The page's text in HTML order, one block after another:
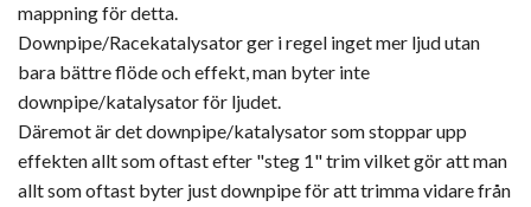
mappning för detta.
Downpipe/Racekatalysator ger i regel inget mer ljud utan
bara bättre flöde och effekt, man byter inte
downpipe/katalysator för ljudet.
Däremot är det downpipe/katalysator som stoppar upp
effekten allt som oftast efter "steg 1" trim vilket gör att man
allt som oftast byter just downpipe för att trimma vidare från